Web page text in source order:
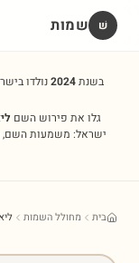
שׁ שמות
בשנת2024נולדו
גלו את פירוש השם
ישראל: משמעות השם,
בית מחולל השמות